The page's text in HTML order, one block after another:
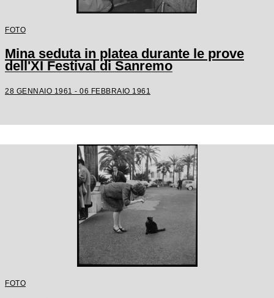
FOTO
Mina seduta in platea durante le prove
dell'XI Festival di Sanremo
28 GENNAIO 1961 - 06 FEBBRAIO 1961
FOTO